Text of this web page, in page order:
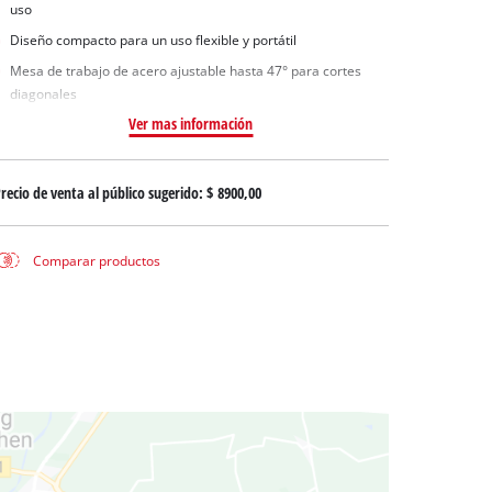
sucias
limpia
pozos
uso
Diseño compacto para un uso flexible y portátil
Mesa de trabajo de acero ajustable hasta 47° para cortes
diagonales
Ver mas información
de venta al público sugerido: $ 8900,00
Comparar productos